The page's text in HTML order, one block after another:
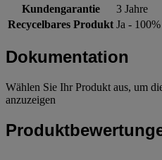
Kundengarantie
3 Jahre
Recycelbares Produkt Ja - 100%
Dokumentation
Wählen Sie Ihr Produkt aus, um
anzuzeigen